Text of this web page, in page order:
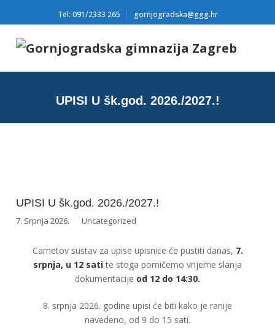
Tel: 091/2333 265 gornjogradska@ggg.hr
UPISI U šk.god. 2026./2027.!
UPISI U šk.god. 2026./2027.!
7. Srpnja 2026. Uncategorized
Carnetov sustav za upise upisnice će pustiti danas, 7.
srpnja, u 12 satite stoga pomičemo vrijeme slanja
dokumentacije od 12 do 14:30.
8. srpnja 2026. godine upisi će biti kako je ranije
navedeno, od 9 do 15 sati.